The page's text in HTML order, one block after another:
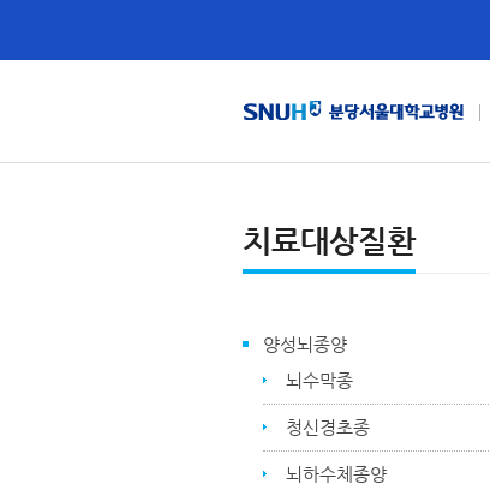
치료대상질환
양성뇌종양
뇌수막종
청신경초종
뇌하수체종양